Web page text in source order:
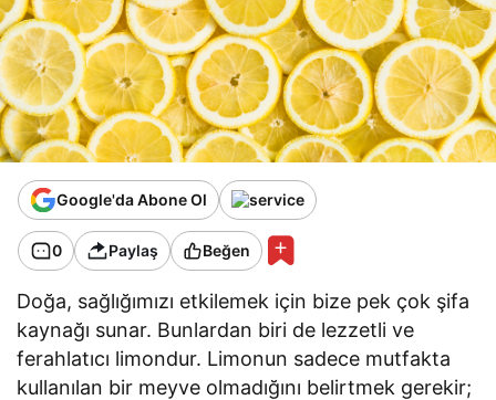
Google'da Abone Ol
0 Paylaş Beğen
Doğa, sağlığımızı etkilemek için bize pek çok şifa
kaynağı sunar. Bunlardan biri de lezzetli ve
ferahlatıcı limondur. Limonun sadece mutfakta
kullanılan bir meyve olmadığını belirtmek gerekir;